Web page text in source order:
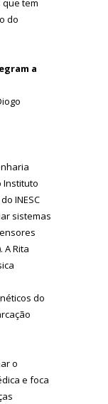
tem
do
a
Instituto
INESC
sistemas
A Rita
do
o
e foca